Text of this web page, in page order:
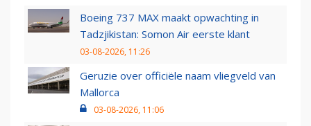
Boeing 737 MAX maakt opwachting in
Tadzjikistan: Somon Air eerste klant
03-08-2026, 11:26
Geruzie over officiële naam vliegveld van
Mallorca
03-08-2026, 11:06